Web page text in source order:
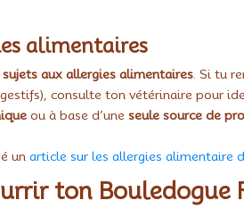
alimentaires
sujets aux allergies alimentaires . Si tu
consulte ton vétérinaire pour
ou à base d’uneseule source de
unarticle sur les allergies alimentaire
ton Bouledogue